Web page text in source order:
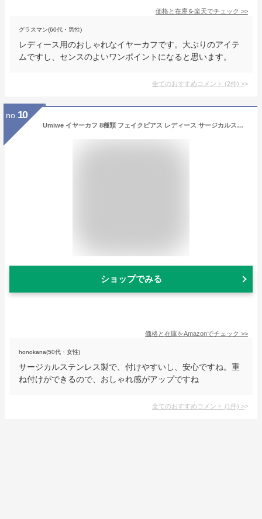
価格と在庫を楽天でチェック >>
グラスマン(60代・男性)
レディース用のおしゃれなイヤーカフです。大ぶりのアイテ
ムですし、センスのよいワンポイントになると思います。
全てのおすすめコメント (2件) >
no. 10
Umiwe イヤーカフ 8種類 フェイクピアス レディース サージカルステンレス製 ノンホールピアス 金属アレルギー対応 アクセサリー 誕生日 結婚式 記念 軟骨 挟む 重ね付け おしゃれ イヤリング シルバー Prime day
ショップでみる
価格と在庫をAmazonでチェック >>
honokana(50代・女性)
サージカルステンレス製で、付けやすいし、安心ですね。重
ね付けができるので、おしゃれ感がアップですね
全てのおすすめコメント (1件) >